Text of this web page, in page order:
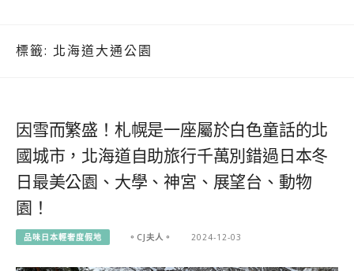
標籤: 北海道大通公園
因雪而繁盛！札幌是一座屬於白色童話的北
國城市，北海道自助旅行千萬別錯過日本冬
日最美公園、大學、神宮、展望台、動物
園！
品味日本輕奢度假地 。CJ夫人。 2024-12-03